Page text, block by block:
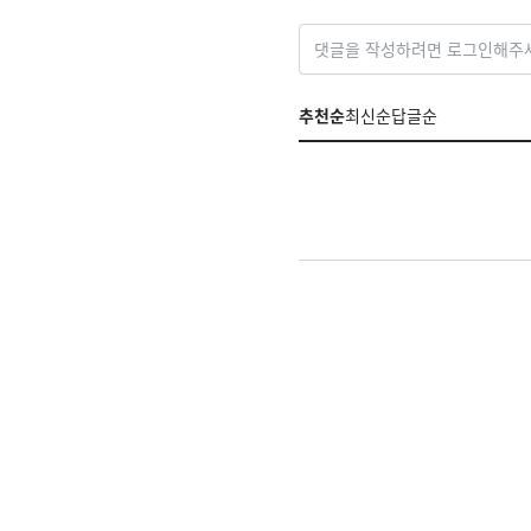
댓글을 작성하려면 로그인해주
추천순최신순답글순